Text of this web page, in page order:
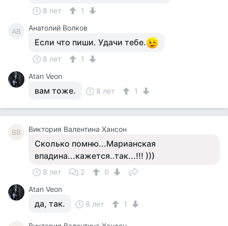
8 лет 1
АВ Анатолий Волков
Если что пиши. Удачи тебе.
8 лет
1
Atan Veon
вам тоже. 8 лет 1
ВВ Виктория Валентина Хансон
Сколько помню...Марианская
впадина...кажется..так...!!! )))
8 лет 2
0
Atan Veon
да, так. 8 лет 1